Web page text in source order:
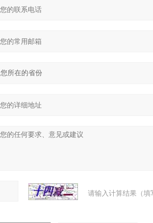
请输入计算结果（